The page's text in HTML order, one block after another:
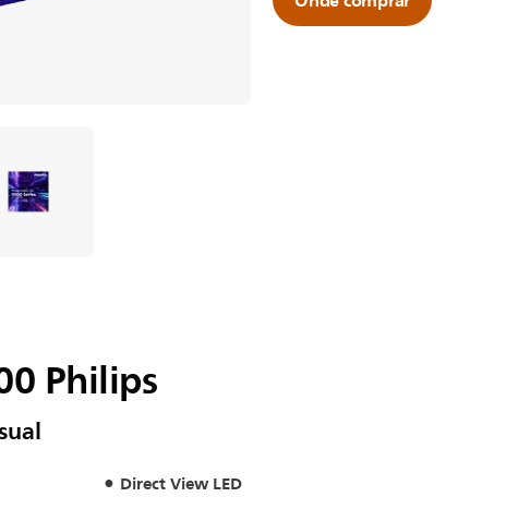
Philips
Direct View LED